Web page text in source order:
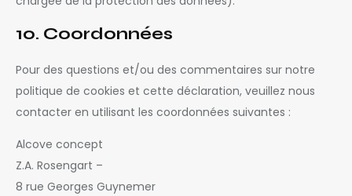
10. Coordonnées
Pour des questions et/ou des commentaires sur notre
politique de cookies et cette déclaration, veuillez nous
contacter en utilisant les coordonnées suivantes :
Alcove concept
Z.A. Rosengart –
8 rue Georges Guynemer